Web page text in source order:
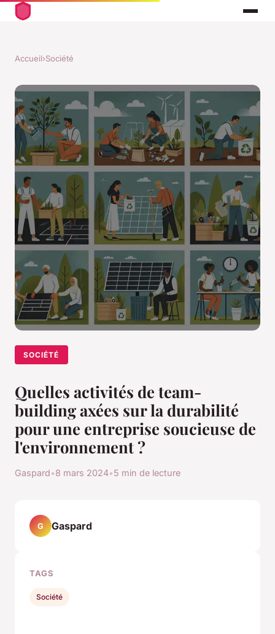
Accueil›Société
SOCIÉTÉ
Quelles activités de team-
building axées sur la durabilité
pour une entreprise soucieuse de
l'environnement ?
Gaspard•8 mars 2024•5 min de lecture
G Gaspard
TAGS
Société